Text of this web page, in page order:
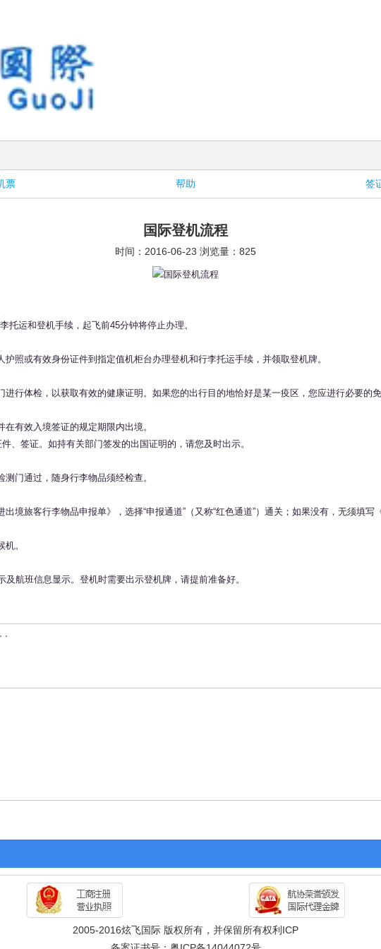
票 帮助 签
国际登机流程
时间：2016-06-23 浏览量：825
托运和登机手续，起飞前45分钟将停止办理。
照或有效身份证件到指定值机柜台办理登机和行李托运手续，并领取登机牌。
行体检，以获取有效的健康证明。如果您的出行目的地恰好是某一疫区，您应进行必要的免
有效入境签证的规定期限内出境。
、签证。如持有关部门签发的出国证明的，请您及时出示。
门通过，随身行李物品须经检查。
旅客行李物品申报单》，选择“申报通道”（又称“红色通道”）通关；如果没有，无须填写
。
航班信息显示。登机时需要出示登机牌，请提前准备好。
2005-2016炫飞国际 版权所有，并保留所有权利ICP